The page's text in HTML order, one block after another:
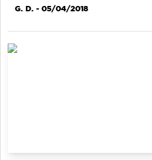
G. D. - 05/04/2018